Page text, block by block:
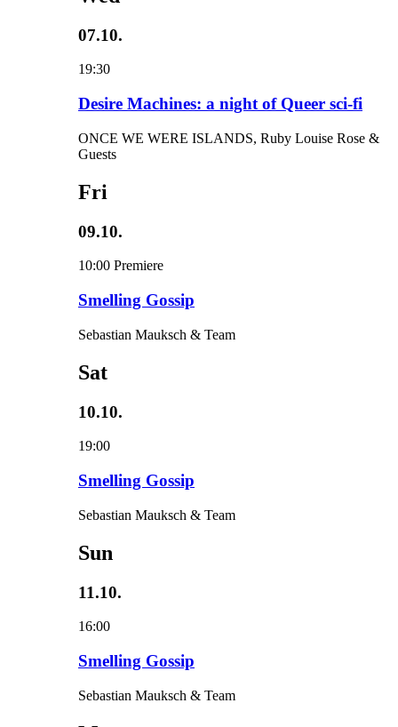
07.10.
19:30
Desire Machines: a night of Queer sci-fi
ONCE WE WERE ISLANDS, Ruby Louise Rose &
Guests
Fri
09.10.
10:00 Premiere
Smelling Gossip
Sebastian Mauksch & Team
Sat
10.10.
19:00
Smelling Gossip
Sebastian Mauksch & Team
Sun
11.10.
16:00
Smelling Gossip
Sebastian Mauksch & Team